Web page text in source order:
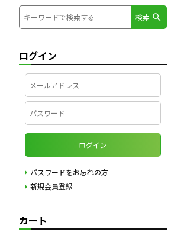
検索
ログイン
ログイン
パスワードをお忘れの方
新規会員登録
カート